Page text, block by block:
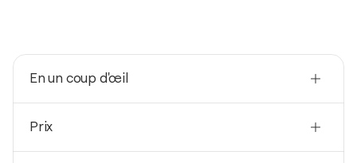
En un coup d'œil
Japon
Né(e) en
Prix